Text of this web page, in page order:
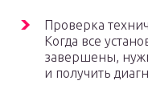
Проверка
Когда все
завершены,
и получить